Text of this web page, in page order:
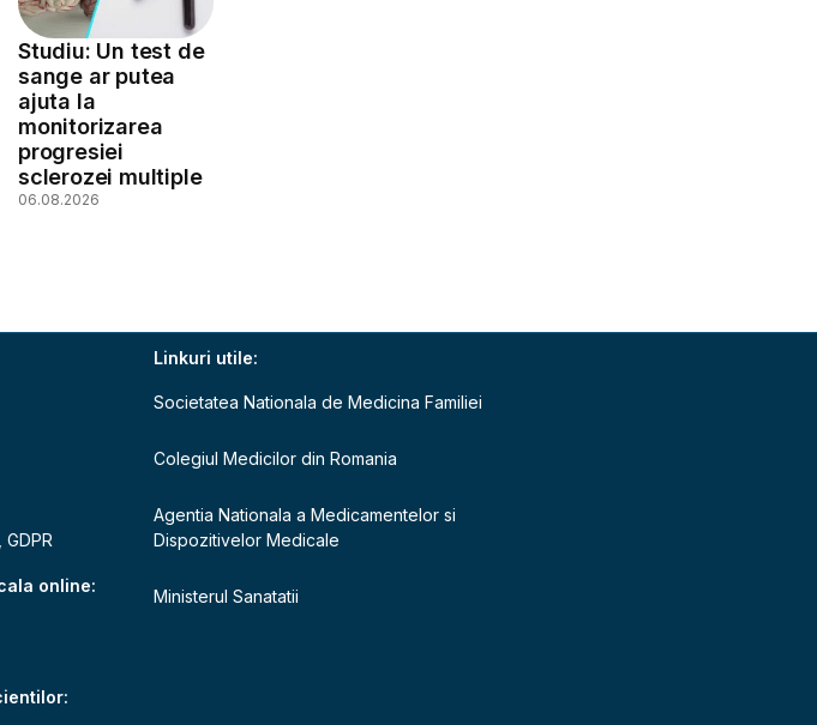
Studiu: Un test de
sange ar putea
ajuta la
monitorizarea
progresiei
sclerozei multiple
06.08.2026
online:
Linkuri utile:
Societatea Nationala de Medicina Familiei
Colegiul Medicilor din Romania
Agentia Nationala a Medicamentelor si
Dispozitivelor Medicale
Ministerul Sanatatii